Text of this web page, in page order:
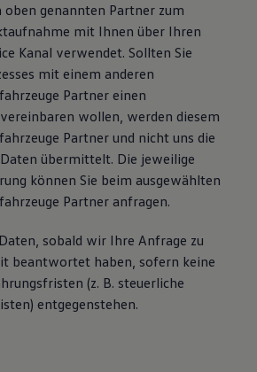
oben genannten Partner zum
mit Ihnen über Ihren
Kanal verwendet. Sollten Sie
mit einem anderen
Partner einen
wollen, werden diesem
Partner und nicht uns die
übermittelt. Die jeweilige
können Sie beim ausgewählten
Partner anfragen.
sobald wir Ihre Anfrage zu
beantwortet haben, sofern keine
(z. B. steuerliche
entgegenstehen.